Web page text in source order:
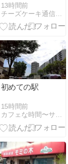
イクドチーズ
ケーキ｜チー
ズの味をしっ
る
13時間前
チーズケーキ通信 | チーズケーキを記録するブログ
初めての駅
15時間前
カフェな時間〜サニー社長の自分みが記